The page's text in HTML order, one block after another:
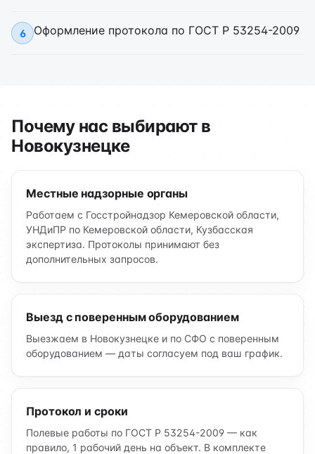
6 Оформление протокола по ГОСТ Р 53254-2009
Почему нас выбирают в
Новокузнецке
Местные надзорные органы
Работаем с Госстройнадзор Кемеровской области,
УНДиПР по Кемеровской области, Кузбасская
экспертиза. Протоколы принимают без
дополнительных запросов.
Выезд с поверенным оборудованием
Выезжаем в Новокузнецке и по СФО с поверенным
оборудованием — даты согласуем под ваш график.
Протокол и сроки
Полевые работы по ГОСТ Р 53254-2009 — как
правило, 1 рабочий день на объект. В комплекте